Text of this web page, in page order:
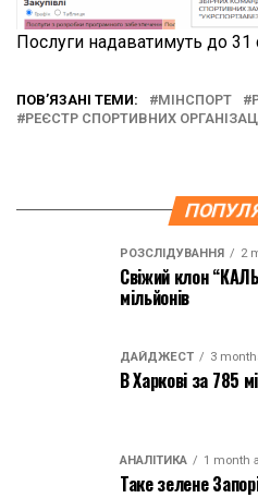
Послуги надаватимуть до 31
ПОВ’ЯЗАНІ ТЕМИ: МІНСПОРТ
РЕЄСТР СПОРТИВНИХ
РОЗСЛІДУВАННЯ 2
Свіжий клон
мільйонів
ДАЙДЖЕСТ 3
В Харкові за 785
АНАЛІТИКА 1 month
Таке зелене